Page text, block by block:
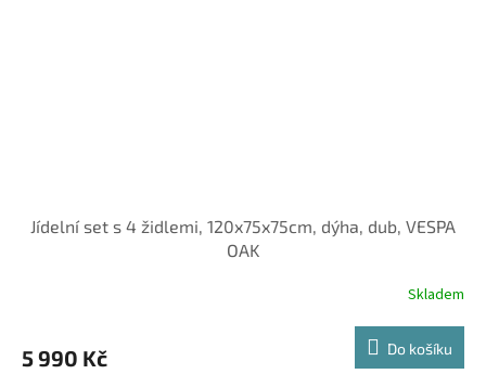
Jídelní set s 4 židlemi, 120x75x75cm, dýha, dub, VESPA
OAK
Skladem
5 990 Kč Do košíku